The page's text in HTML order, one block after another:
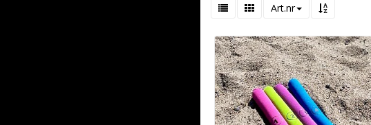
Art.nr